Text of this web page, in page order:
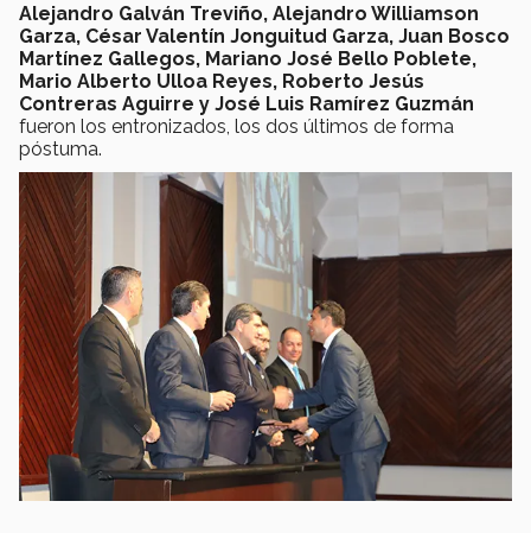
Alejandro Galván Treviño, Alejandro Williamson
Garza, César Valentín Jonguitud Garza, Juan Bosco
Martínez Gallegos, Mariano José Bello Poblete,
Mario Alberto Ulloa Reyes, Roberto Jesús
Contreras Aguirre y José Luis Ramírez Guzmán
fueron los entronizados, los dos últimos de forma
póstuma.